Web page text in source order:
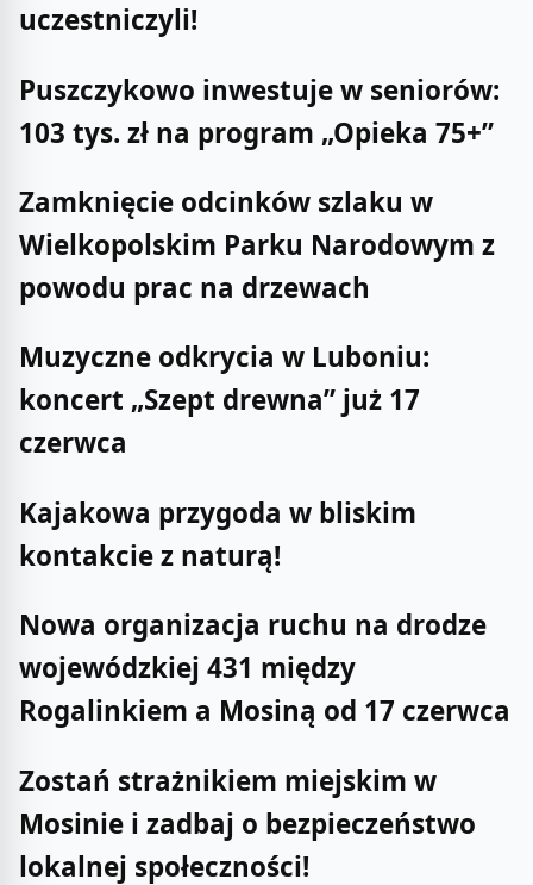
uczestniczyli!
Puszczykowo inwestuje w seniorów:
103 tys. zł na program „Opieka 75+”
Zamknięcie odcinków szlaku w
Wielkopolskim Parku Narodowym z
powodu prac na drzewach
Muzyczne odkrycia w Luboniu:
koncert „Szept drewna” już 17
czerwca
Kajakowa przygoda w bliskim
kontakcie z naturą!
Nowa organizacja ruchu na drodze
wojewódzkiej 431 między
Rogalinkiem a Mosiną od 17 czerwca
Zostań strażnikiem miejskim w
Mosinie i zadbaj o bezpieczeństwo
lokalnej społeczności!